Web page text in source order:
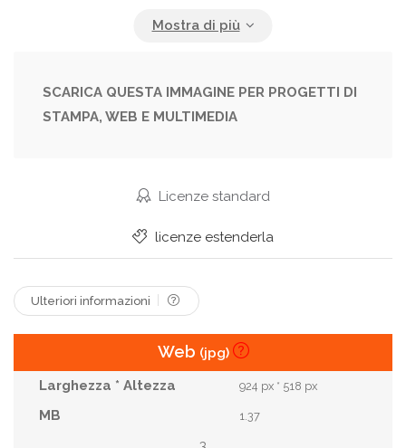
Dried Earthy
Intimate Intricate Melancholic
Minimalistic Monochromatic
Organic Pattern
Rustic Serene
Textured Weathered
SCARICA QUESTA IMMAGINE PER PROGETTI DI
STAMPA, WEB E MULTIMEDIA
Licenze standard
licenze estenderla
Ulteriori informazioni
Web (jpg)
924 px * 518 px
1.37